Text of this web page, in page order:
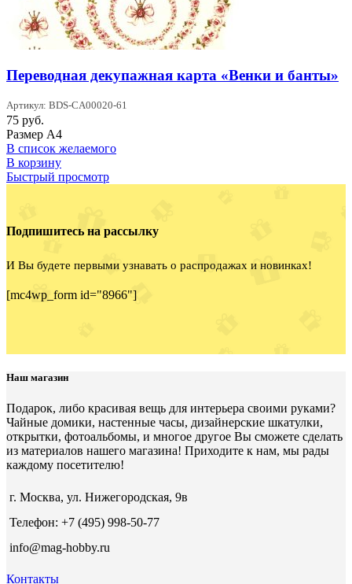
Переводная декупажная карта «Венки и банты»
Артикул: BDS-CA00020-61
75 руб.
Размер А4
В список желаемого
В корзину
Быстрый просмотр
Подпишитесь на рассылку
И Вы будете первыми узнавать о распродажах и новинках!
[mc4wp_form id="8966"]
Наш магазин
Подарок, либо красивая вещь для интерьера своими руками?
Чайные домики, настенные часы, дизайнерские шкатулки,
открытки, фотоальбомы, и многое другое Вы сможете сделать
из материалов нашего магазина! Приходите к нам, мы рады
каждому посетителю!
г. Москва, ул. Нижегородская, 9в
Телефон: +7 (495) 998-50-77
info@mag-hobby.ru
Контакты